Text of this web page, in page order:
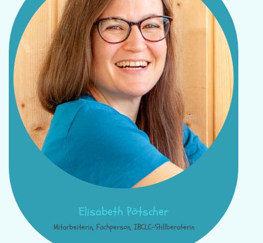
Elisabeth Pötscher
Mitarbeiterin, Fachperson, IBCLC-Stillberaterin